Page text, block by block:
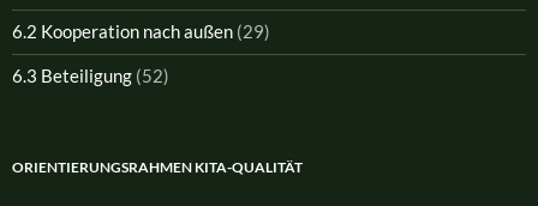
6.2 Kooperation nach außen (29)
6.3 Beteiligung (52)
ORIENTIERUNGSRAHMEN KITA-QUALITÄT